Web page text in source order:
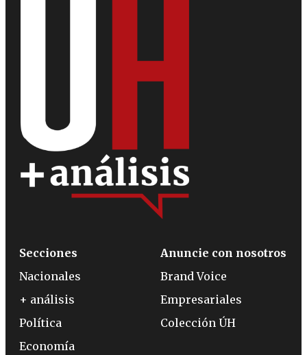
Secciones
Nacionales
+ análisis
Política
Economía
Anuncie con nosotros
Brand Voice
Empresariales
Colección ÚH